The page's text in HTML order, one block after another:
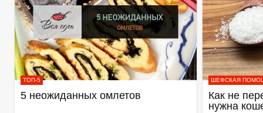
ТОП-5
5 неожиданных омлетов
ШЕФСКАЯ
Как не
нужна